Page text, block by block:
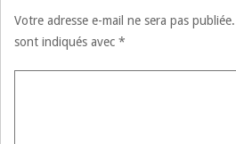
Votre adresse e-mail ne sera pas publiée.
sont indiqués avec *